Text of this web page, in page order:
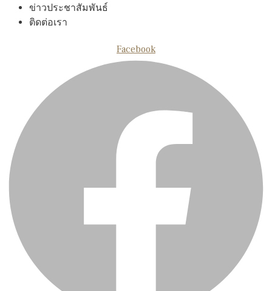
ข่าวประชาสัมพันธ์
ติดต่อเรา
Facebook